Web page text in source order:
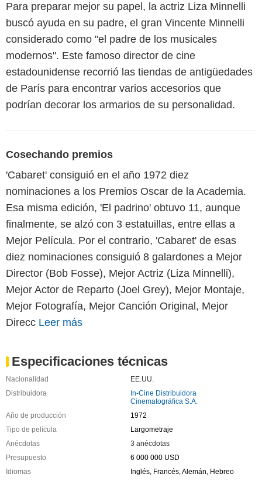
Para preparar mejor su papel, la actriz Liza Minnelli
buscó ayuda en su padre, el gran Vincente Minnelli
considerado como "el padre de los musicales
modernos". Este famoso director de cine
estadounidense recorrió las tiendas de antigüedades
de París para encontrar varios accesorios que
podrían decorar los armarios de su personalidad.
Cosechando premios
'Cabaret' consiguió en el año 1972 diez
nominaciones a los Premios Oscar de la Academia.
Esa misma edición, 'El padrino' obtuvo 11, aunque
finalmente, se alzó con 3 estatuillas, entre ellas a
Mejor Película. Por el contrario, 'Cabaret' de esas
diez nominaciones consiguió 8 galardones a Mejor
Director (Bob Fosse), Mejor Actriz (Liza Minnelli),
Mejor Actor de Reparto (Joel Grey), Mejor Montaje,
Mejor Fotografía, Mejor Canción Original, Mejor
Direcc Leer más
Especificaciones técnicas
Nacionalidad
EE.UU.
Distribuidora
In-Cine Distribuidora
Cinematográfica S.A.
Año de producción
1972
Tipo de película
Largometraje
Anécdotas
3 anécdotas
Presupuesto
6 000 000 USD
Idiomas
Inglés, Francés, Alemán, Hebreo